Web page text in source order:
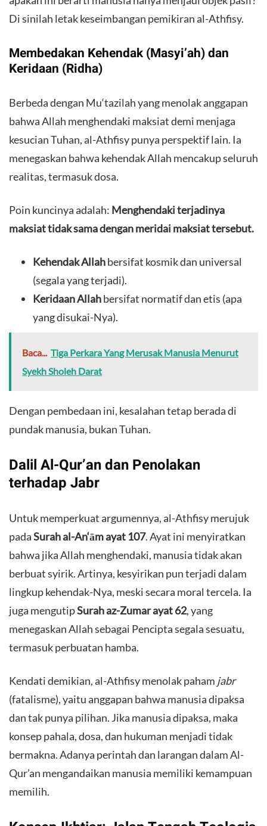
Di sinilah letak keseimbangan pemikiran al-Athfisy.
​Membedakan Kehendak (Masyi’ah) dan
Keridaan (Ridha)
​Berbeda dengan Mu‘tazilah yang menolak anggapan
bahwa Allah menghendaki maksiat demi menjaga
kesucian Tuhan, al-Athfisy punya perspektif lain. Ia
menegaskan bahwa kehendak Allah mencakup seluruh
realitas, termasuk dosa.
​Poin kuncinya adalah: Menghendaki terjadinya
maksiat tidak sama dengan meridai maksiat tersebut.
Kehendak Allahbersifat kosmik dan universal
(segala yang terjadi).
Keridaan Allahbersifat normatif dan etis (apa
yang disukai-Nya).
Baca... Tiga Perkara Yang Merusak Manusia Menurut
Syekh Sholeh Darat
​Dengan pembedaan ini, kesalahan tetap berada di
pundak manusia, bukan Tuhan.
​Dalil Al-Qur’an dan Penolakan
terhadap Jabr
​Untuk memperkuat argumennya, al-Athfisy merujuk
padaSurah al-An‘ām ayat 107. Ayat ini menyiratkan
bahwa jika Allah menghendaki, manusia tidak akan
berbuat syirik. Artinya, kesyirikan pun terjadi dalam
lingkup kehendak-Nya, meski secara moral tercela. Ia
juga mengutipSurah az-Zumar ayat 62, yang
menegaskan Allah sebagai Pencipta segala sesuatu,
termasuk perbuatan hamba.
​Kendati demikian, al-Athfisy menolak paham jabr
(fatalisme), yaitu anggapan bahwa manusia dipaksa
dan tak punya pilihan. Jika manusia dipaksa, maka
konsep pahala, dosa, dan hukuman menjadi tidak
bermakna. Adanya perintah dan larangan dalam Al-
Qur’an mengandaikan manusia memiliki kemampuan
memilih.